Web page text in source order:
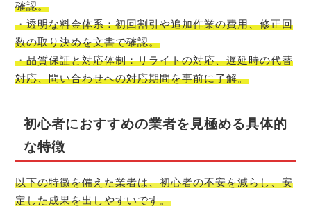
確認。
・透明な料金体系：初回割引や追加作業の費用、修正回
数の取り決めを文書で確認。
・品質保証と対応体制：リライトの対応、遅延時の代替
対応、問い合わせへの対応期間を事前に了解。
初心者におすすめの業者を見極める具体的
な特徴
以下の特徴を備えた業者は、初心者の不安を減らし、安
定した成果を出しやすいです。